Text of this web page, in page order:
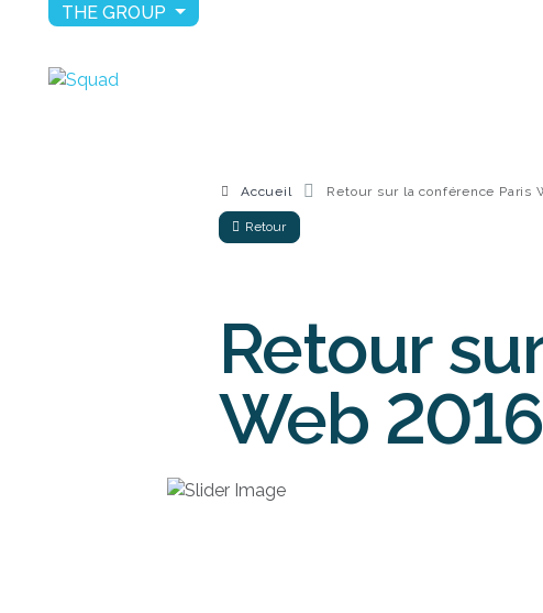
THE GROUP
Accueil Retour sur la conférence Paris
Retour
Retour
Web 2016